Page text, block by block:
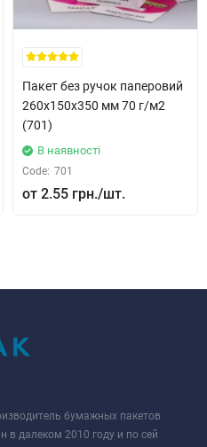
Пакет без ручок паперовий
260x150x350 мм 70 г/м2
(701)
В наявності
Code: 701
2.55 грн.
бумажных пакетов
в далеком 2010 году и по сей